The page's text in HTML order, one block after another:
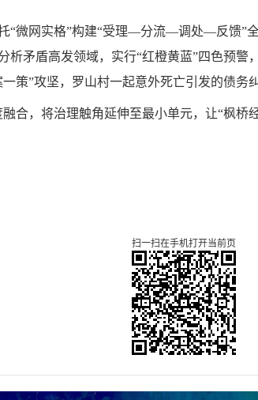
“微网实格”构建“受理—分流—调处—反馈”
析矛盾高发领域，实行“红橙黄蓝”四色预
策”攻坚，罗山村一起意外死亡引发的债务
合，将治理触角延伸至最小单元，让“枫
扫一扫在手机打开当前页